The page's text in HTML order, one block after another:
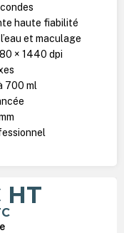
haute fiabilité
et maculage
× 1440 dpi
700 ml
HT